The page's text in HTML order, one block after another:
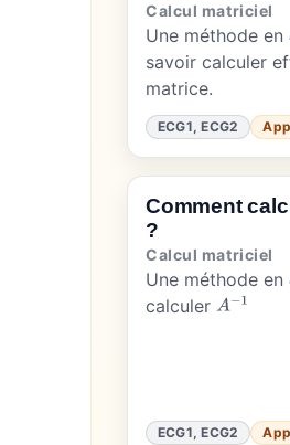
Calcul matriciel
Une méthode en
savoir calculer
matrice.
ECG1, ECG2
Comment
?
Calcul matriciel
Une méthode en
calculer A−1
ECG1, ECG2